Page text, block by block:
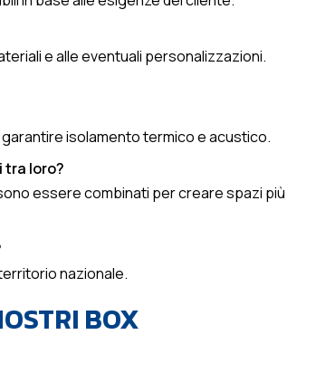
e alle eventuali personalizzazioni.
isolamento termico e acustico.
tra loro?
essere combinati per creare spazi più
nazionale.
BOX